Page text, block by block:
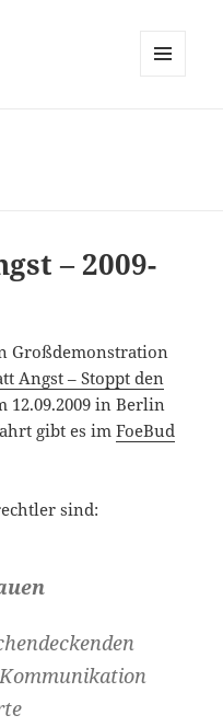
– 2009-
Großdemonstration
Angst – Stoppt den
12.09.2009 in Berlin
gibt es imFoeBud
sind: